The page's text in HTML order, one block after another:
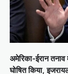
अमेरिका-ईरान
घोषित किया,